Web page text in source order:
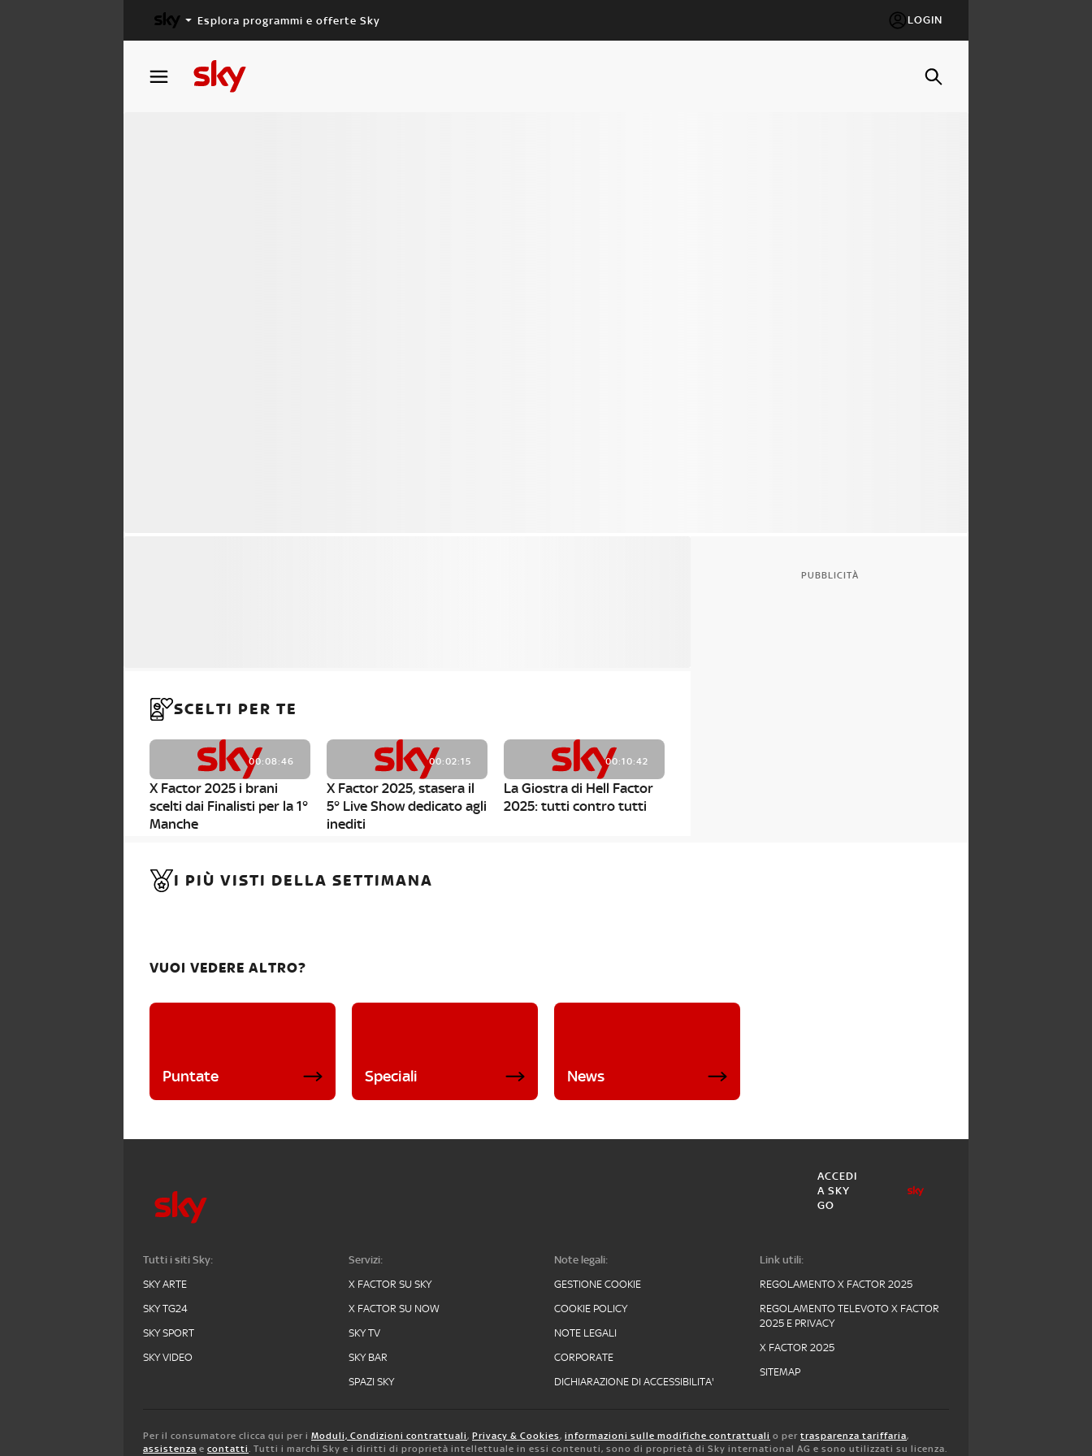
Esplora programmi e offerte Sky LOGIN
SCELTI PER TE
00:08:46
X Factor 2025 i brani
scelti dai Finalisti per la 1°
Manche
00:02:15
X Factor 2025, stasera il
5° Live Show dedicato agli
inediti
00:10:42
La Giostra di Hell Factor
2025: tutti contro tutti
PUBBLICITÀ
I PIÙ VISTI DELLA SETTIMANA
VUOI VEDERE ALTRO?
Puntate Speciali News
ACCEDI
A SKY
GO
Tutti i siti Sky:
SKY ARTE
SKY TG24
SKY SPORT
SKY VIDEO
Servizi:
X FACTOR SU SKY
X FACTOR SU NOW
SKY TV
SKY BAR
SPAZI SKY
Note legali:
GESTIONE COOKIE
COOKIE POLICY
NOTE LEGALI
CORPORATE
DICHIARAZIONE DI ACCESSIBILITA'
Link utili:
REGOLAMENTO X FACTOR 2025
REGOLAMENTO TELEVOTO X FACTOR
2025 E PRIVACY
X FACTOR 2025
SITEMAP
Per il consumatore clicca qui per i Moduli, Condizioni contrattuali, Privacy & Cookies, informazioni sulle modifiche contrattuali o per trasparenza tariffaria,
assistenza e contatti. Tutti i marchi Sky e i diritti di proprietà intellettuale in essi contenuti, sono di proprietà di Sky international AG e sono utilizzati su licenza.